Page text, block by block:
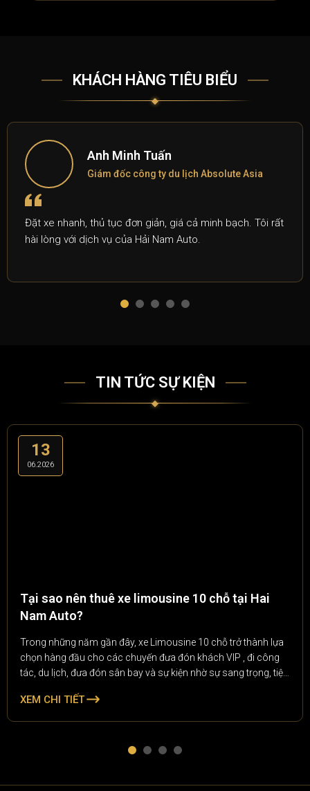
KHÁCH HÀNG TIÊU BIỂU
Anh Minh Tuấn
Giám đốc công ty du lịch Absolute Asia
Đặt xe nhanh, thủ tục đơn giản, giá cả minh bạch. Tôi rất
hài lòng với dịch vụ của Hải Nam Auto.
TIN TỨC SỰ KIỆN
13
06.2026
Tại sao nên thuê xe limousine 10 chỗ tại Hai
Nam Auto?
Trong những năm gần đây, xe Limousine 10 chỗ trở thành lựa
chọn hàng đầu cho các chuyến đưa đón khách VIP , đi công
tác, du lịch, đưa đón sân bay và sự kiện nhờ sự sang trọng, tiện
xe Limousine uy tín, Hai Nam Auto chính là đối tác đáng tin cậy
XEM CHI TIẾT